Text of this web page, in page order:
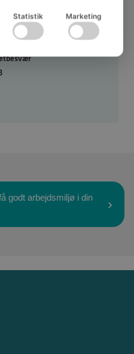
MSB
godt arbejdsmiljø i din
Statistik Marketing